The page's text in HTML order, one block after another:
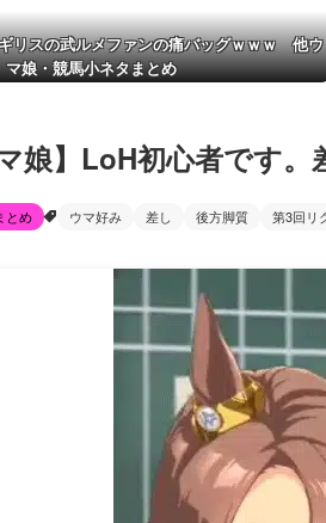
リスの武ルメファンの痛バッグｗｗｗ 他ウ
マ娘・競馬小ネタまとめ
マ娘】LoH初心者です
とめ ウマ好み 差し 後方脚質 第3回リ